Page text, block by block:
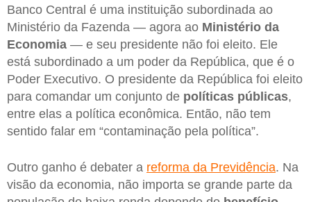
Banco Central é uma instituição subordinada ao
Ministério da Fazenda — agora ao Ministério da
Economia — e seu presidente não foi eleito. Ele
está subordinado a um poder da República, que é o
Poder Executivo. O presidente da República foi eleito
para comandar um conjunto de políticas públicas,
entre elas a política econômica. Então, não tem
sentido falar em “contaminação pela política”.
Outro ganho é debater a reforma da Previdência. Na
visão da economia, não importa se grande parte da